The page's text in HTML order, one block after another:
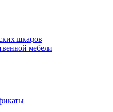
шкафов
мебели